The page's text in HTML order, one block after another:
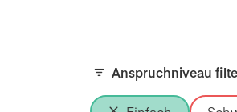
Anspruchniveau